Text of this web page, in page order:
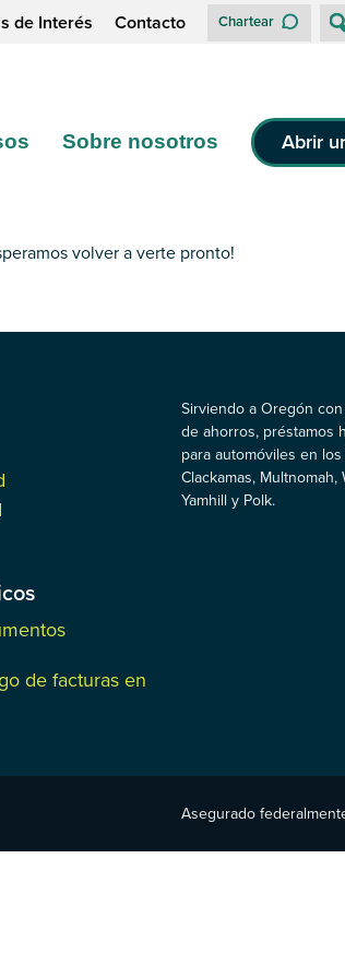
de Interés Contacto Chartear
Sobre nosotros Abrir
volver a verte pronto!
de facturas en
Sirviendo a Oregón
de ahorros, préstamos
para automóviles en
Clackamas,
Yamhill y Polk.
Asegurado